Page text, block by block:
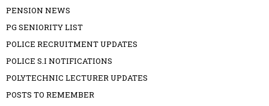
PENSION NEWS
PG SENIORITY LIST
POLICE RECRUITMENT UPDATES
POLICE S.I NOTIFICATIONS
POLYTECHNIC LECTURER UPDATES
POSTS TO REMEMBER